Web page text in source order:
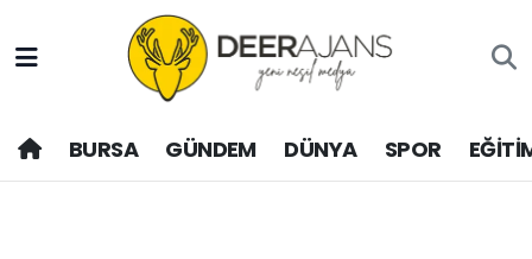
BURSA GÜNDEM DÜNYA SPOR
Hava Durumu
Trafik Durumu